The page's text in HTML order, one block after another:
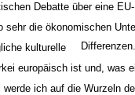
Debatte über eine EU-
sehr die ökonomischen
kulturelle
Differenzen.
europäisch ist und, was
ich auf die Wurzeln